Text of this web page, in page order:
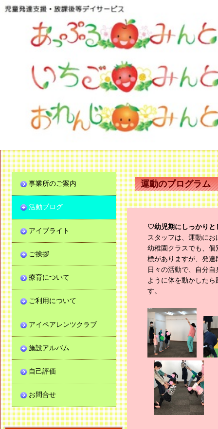
運動のプログラム
♡幼児期にしっかり
スタッフは、運動に
幼稚園クラスでも、
標がありますが、発
日々の活動で、自分
ように体を動かした
す。
事業所のご案内
活動ブログ
アイブライト
ご挨拶
療育について
ご利用について
アイペアレンツクラブ
施設アルバム
自己評価
お問合せ